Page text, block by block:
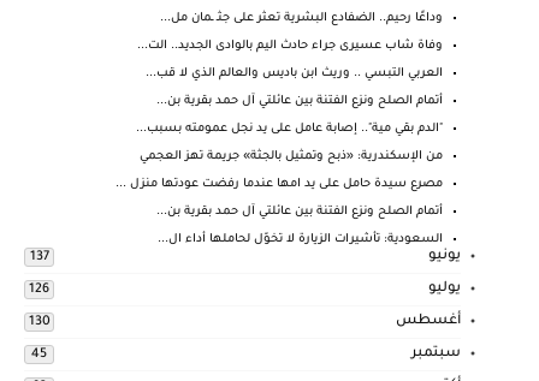
وداعًا رحيم.. الضفادع البشرية تعثر على جثـ ـمان مل...
وفاة شاب عسيرى جراء حادث اليم بالوادى الجديد.. الت...
العربي التبسي .. وريث ابن باديس والعالم الذي لا قب...
أتمام الصلح ونزع الفتنة بين عائلتي آل حمد بقرية بن...
"الدم بقي مية".. إصابة عامل على يد نجل عمومته بسبب...
من الإسكندرية: «ذبح وتمثيل بالجثة» جريمة تهز العجمي
مصرع سيدة حامل على يد امها عندما رفضت عودتها منزل ...
أتمام الصلح ونزع الفتنة بين عائلتي آل حمد بقرية بن...
السعودية: تأشيرات الزيارة لا تخوّل لحاملها أداء ال...
يونيو 137
يوليو 126
أغسطس 130
سبتمبر 45